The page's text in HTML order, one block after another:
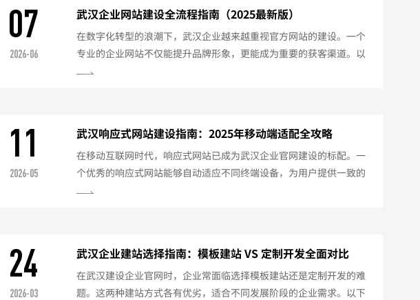
后服务：是否提供长期维护、数据备份、安全...
07
2026-06
武汉企业网站建设全流程指南（2025最新版）
在数字化转型的浪潮下，武汉企业越来越重视官方网站的建设。一个
专业的企业网站不仅能提升品牌形象，更能成为重要的获客渠道。以
下是2025年武汉企业网站建设的标准流程：一、需求分析与规划（1-3
备：营业执照...
11
2026-05
武汉响应式网站建设指南：2025年移动端适配全攻略
在移动互联网时代，响应式网站已成为武汉企业官网建设的标配。一
个优秀的响应式网站能够自动适应不同终端设备，为用户提供一致的
浏览体验。以下是2025年武汉响应式网站建设的专业指南：一、响应
二、武汉响应式网站建设要点设...
24
2026-03
武汉企业建站选择指南：模板建站 VS 定制开发全面对比
在武汉建设企业官网时，企业常面临选择模板建站还是定制开发的难
题。这两种建站方式各有优劣，适合不同发展阶段的企业需求。以下